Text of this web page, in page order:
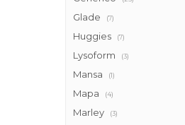
Glade (7)
Huggies (7)
Lysoform (3)
Mansa (1)
Mapa (4)
Marley (3)